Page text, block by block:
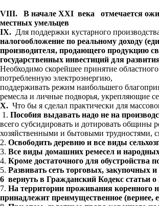
VIII. В начале XXI века отмечается
местных умельцев
IX. Для поддержки кустарного
налогообложение по реальному доходу
производителя, продающего продукцию
государственных инвестиций для
Необходимо скорейшее принятие
потребленную электроэнергию,
поддерживать режим наибольшего
ремесла и личные подворья, укрепляющие
X. Что бы я сделал практически для
1. Пособия выдавать надо не на
всего субсидировать и дотировать общины
хозяйственными и бытовыми трудностями,
2. Освободить деревню и все виды
3. Все виды домашних ремесел и
4. Кроме достаточного для обустройства
5. Развивать сеть торговых, закупочных
6 вернуть в Гражданский Кодекс статьи
7. На территории проживания коренного
принадлежит преимущественное (вернее,